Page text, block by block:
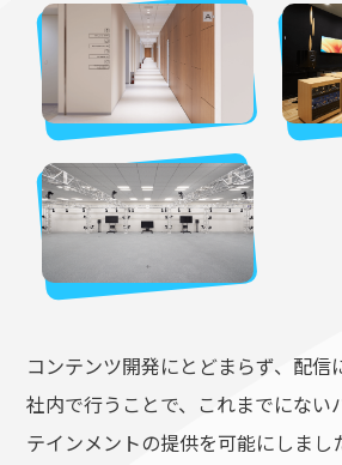
コンテンツ開発にとどまらず、配信
社内で行うことで、これまでにない
テインメントの提供を可能にしまし